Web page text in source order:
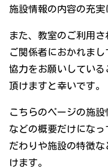
施設情報の内容の充
また、教室のご利用
ご関係者におかれま
協力をお願いしてい
頂けますと幸いです。
こちらのページの施
などの概要だけにな
だわりや施設の特徴
けます。